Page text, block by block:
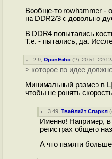
Вообще-то rowhammer -
на DDR2/3 с довольно
В DDR4 попытались
Т.е. - пытались, да.
2.9 ,OpenEcho (?), 20:51, 22/
> которое по идее
Минимальный размер в
чтобы не ронять
3.49 ,Твайлайт Спаркл (
Именно! Например, в
регистрах общего
А что памяти